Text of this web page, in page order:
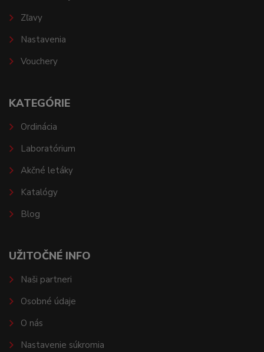
Zľavy
Nastavenia
Vouchery
KATEGÓRIE
Ordinácia
Laboratórium
Akčné letáky
Katalógy
Blog
UŽITOČNÉ INFO
Naši partneri
Osobné údaje
O nás
Nastavenie súkromia